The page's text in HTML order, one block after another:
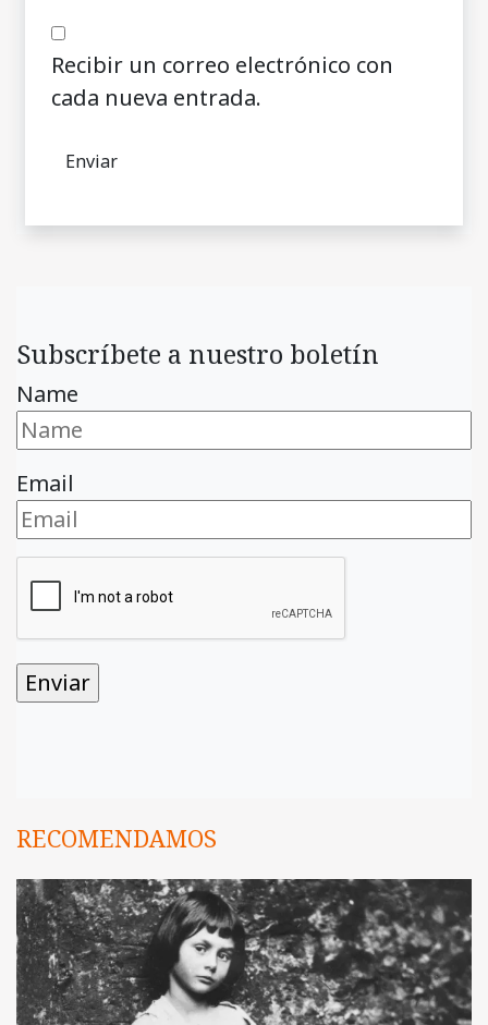
Recibir un correo electrónico con
cada nueva entrada.
Subscríbete a nuestro boletín
Name
Email
RECOMENDAMOS